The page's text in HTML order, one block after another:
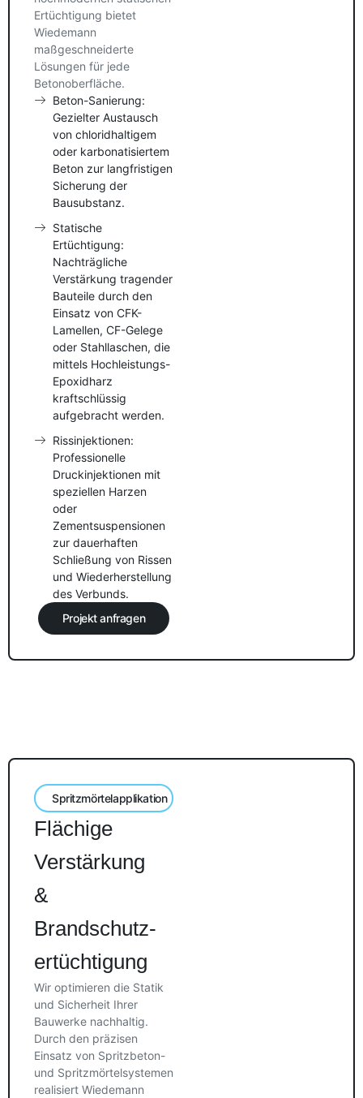
Ertüchtigung bietet
Wiedemann
maßgeschneiderte
Lösungen für jede
Betonoberfläche.
Beton-Sanierung:
Gezielter Austausch
von chloridhaltigem
oder karbonatisiertem
Beton zur langfristigen
Sicherung der
Bausubstanz.
Statische
Ertüchtigung:
Nachträgliche
Verstärkung tragender
Bauteile durch den
Einsatz von CFK-
Lamellen, CF-Gelege
oder Stahllaschen, die
mittels Hochleistungs-
Epoxidharz
kraftschlüssig
aufgebracht werden.
Rissinjektionen:
Professionelle
Druckinjektionen mit
speziellen Harzen
oder
Zementsuspensionen
zur dauerhaften
Schließung von Rissen
und Wiederherstellung
des Verbunds.
Projekt anfragen
Spritzmörtelapplikation
Flächige
Verstärkung
&
Brandschutz­
ertüchtigung
Wir optimieren die Statik
und Sicherheit Ihrer
Bauwerke nachhaltig.
Durch den präzisen
Einsatz von Spritzbeton-
und Spritzmörtelsystemen
realisiert Wiedemann